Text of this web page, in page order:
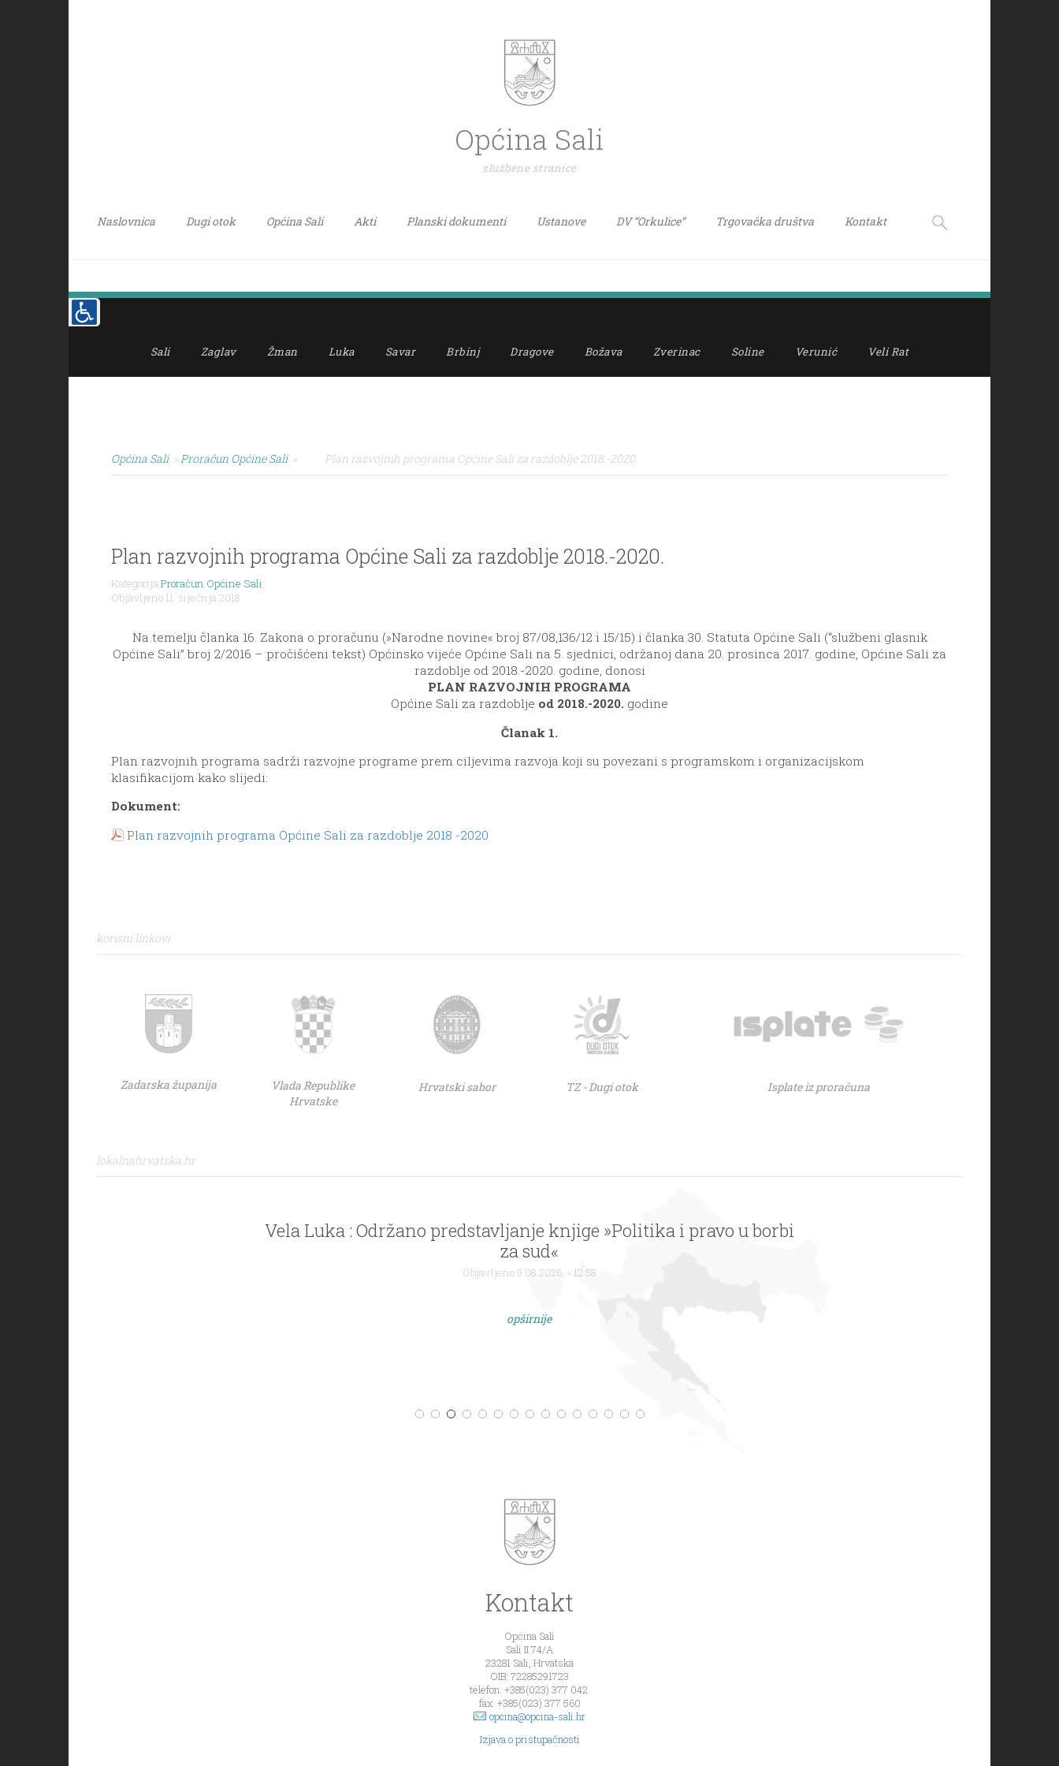
Općina Sali
službene stranice
Naslovnica Dugi otok Općina Sali Akti Planski dokumenti Ustanove DV “Orkulice” Trgovačka društva Kontakt
Sali Zaglav Žman Luka Savar Brbinj Dragove Božava Zverinac Soline Verunić Veli Rat
Općina Sali > Proračun Općine Sali > Plan razvojnih programa Općine Sali za razdoblje 2018.-2020.
Plan razvojnih programa Općine Sali za razdoblje 2018.-2020.
KategorijaProračun Općine Sali,
Objavljeno 11. siječnja 2018.
Na temelju članka 16. Zakona o proračunu (»Narodne novine« broj 87/08,136/12 i 15/15) i članka 30. Statuta Općine Sali (“službeni glasnik
Općine Sali” broj 2/2016 – pročišćeni tekst) Općinsko vijeće Općine Sali na 5. sjednici, održanoj dana 20. prosinca 2017. godine, Općine Sali za
razdoblje od 2018.-2020. godine, donosi
PLAN RAZVOJNIH PROGRAMA
Općine Sali za razdoblje od 2018.-2020. godine
Članak 1.
Plan razvojnih programa sadrži razvojne programe prem ciljevima razvoja koji su povezani s programskom i organizacijskom
klasifikacijom kako slijedi:
Dokument:
Plan razvojnih programa Općine Sali za razdoblje 2018 -2020
korisni linkovi
Zadarska županija
Vlada Republike
Hrvatske
Hrvatski sabor TZ - Dugi otok Isplate iz proračuna
lokalnahrvatska.hr
Vela Luka : Održano predstavljanje knjige »Politika i pravo u borbi
za sud«
Objavljeno 9.08.2026. - 12:58
opširnije
Kontakt
Općina Sali
Sali II 74/A
23281 Sali, Hrvatska
OIB: 72285291723
telefon: +385(023) 377 042
fax: +385(023) 377 560
opcina@opcina-sali.hr
Izjava o pristupačnosti